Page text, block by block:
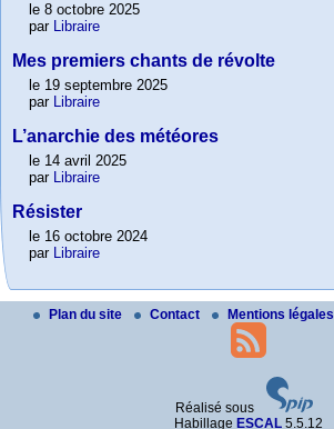
le 8 octobre 2025
par Libraire
Mes premiers chants de révolte
le 19 septembre 2025
par Libraire
L’anarchie des météores
le 14 avril 2025
par Libraire
Résister
le 16 octobre 2024
par Libraire
Plan du site Contact Mentions légales
Réalisé sous
Habillage ESCAL 5.5.12